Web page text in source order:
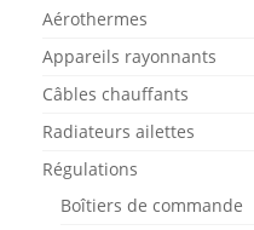
Aérothermes
Appareils rayonnants
Câbles chauffants
Radiateurs ailettes
Régulations
Boîtiers de commande